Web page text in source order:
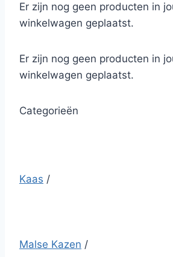
Er zijn nog geen producten in
winkelwagen geplaatst.
Er zijn nog geen producten in
winkelwagen geplaatst.
Categorieën
Kaas /
Malse Kazen /